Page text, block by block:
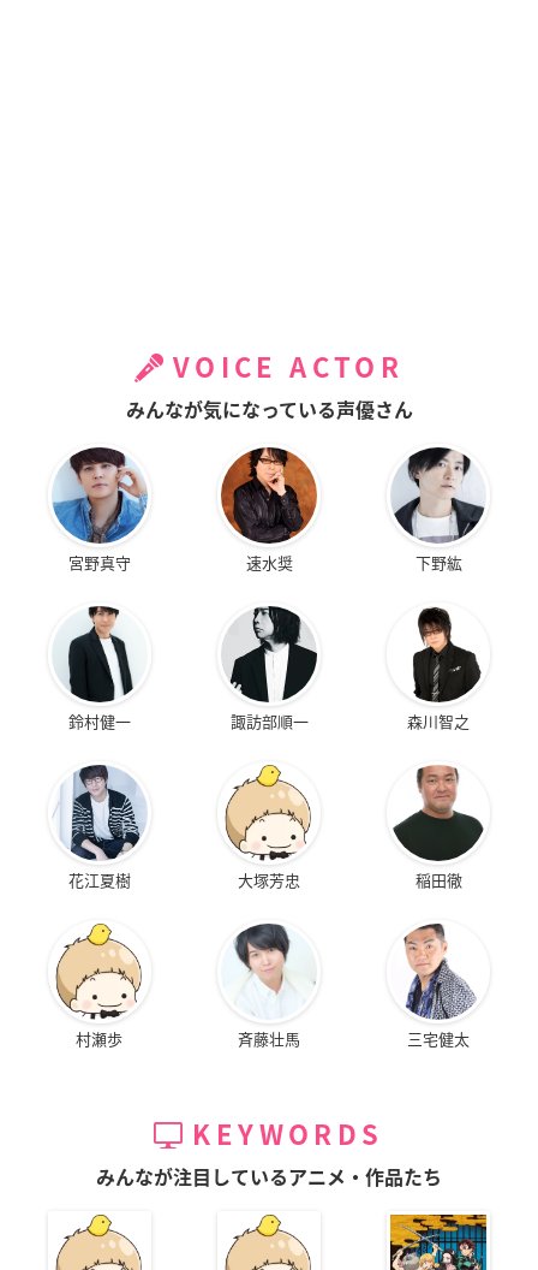
VOICE ACTOR
みんなが気になっている声優さん
宮野真守 速水奨 下野紘
鈴村健一 諏訪部順一 森川智之
花江夏樹 大塚芳忠 稲田徹
村瀬歩 斉藤壮馬 三宅健太
KEYWORDS
みんなが注目しているアニメ・作品たち